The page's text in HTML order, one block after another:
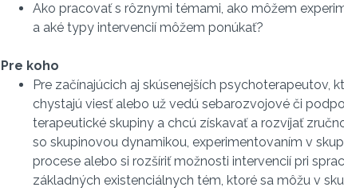
Ako pracovať s rôznymi témami, ako môžem
a aké typy intervencií môžem ponúkať?
Pre koho
Pre začínajúcich aj skúsenejších psychoterapeutov,
chystajú viesť alebo už vedú sebarozvojové či
terapeutické skupiny a chcú získavať a rozvíjať
so skupinovou dynamikou, experimentovaním v
procese alebo si rozšíriť možnosti intervencií pri
základných existenciálnych tém, ktoré sa môžu v